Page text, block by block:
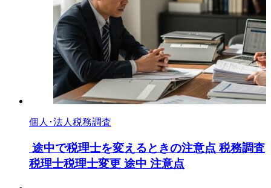
個人･法人税務調査
途中で税理士を変えるときの注意点 税務調査
税理士税理士変更 途中 注意点